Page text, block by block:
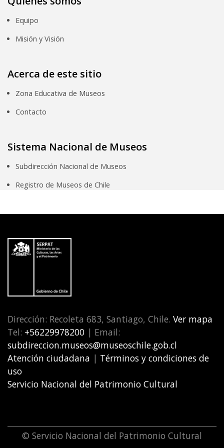
Equipo
Misión y Visión
Acerca de este sitio
Zona Educativa de Museos
Contacto
Sistema Nacional de Museos
Subdirección Nacional de Museos
Registro de Museos de Chile
Dirección: Recoleta 683, Santiago, Chile. Ver mapa
Tel: +56229978200 | Email:
subdireccion.museos@museoschile.gob.cl
Atención ciudadana | Términos y condiciones de
uso
Servicio Nacional del Patrimonio Cultural
© Servicio Nacional del Patrimonio Cultural